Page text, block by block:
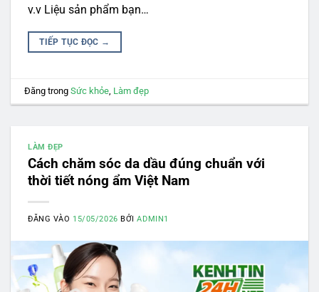
v.v Liệu sản phẩm bạn…
TIẾP TỤC ĐỌC →
Đăng trongSức khỏe Làm đẹp
LÀM ĐẸP
Cách chăm sóc da dầu đúng chuẩn với
thời tiết nóng ẩm Việt Nam
ĐĂNG VÀO 15/05/2026 BỞIADMIN1